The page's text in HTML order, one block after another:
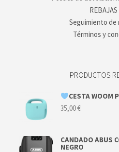
REBAJAS
Seguimiento de
Términos y
PRODUCTOS
CESTA WOOM
35,00€
CANDADO ABUS
NEGRO